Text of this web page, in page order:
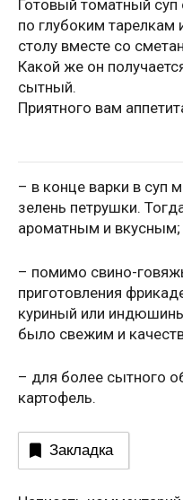
Готовый томатный
по глубоким
столу вместе со
Какой же он
сытный.
Приятного вам
– в конце варки в
зелень петрушки.
ароматным и вкусным;
– помимо свино-
приготовления
куриный или
было свежим и
– для более сытного
картофель.
Закладка